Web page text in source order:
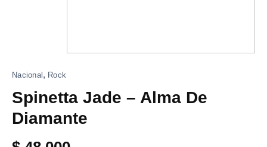
Nacional , Rock
Spinetta Jade – Alma De
Diamante